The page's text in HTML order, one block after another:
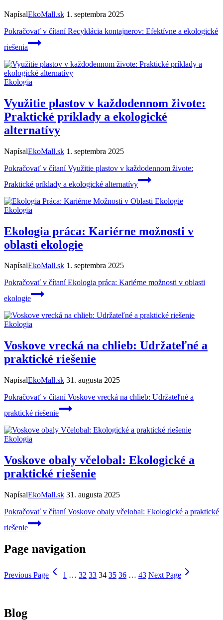
NapísalEkoMall.sk 1. septembra 2025
Pokračovať v čítaníRecyklácia kontajnerov: Efektívne a ekologické
riešenia
Ekologia
Využitie plastov v každodennom živote:
Praktické príklady a ekologické
alternatívy
NapísalEkoMall.sk 1. septembra 2025
Pokračovať v čítaníVyužitie plastov v každodennom živote:
Praktické príklady a ekologické alternatívy
Ekologia
Ekologia práca: Kariérne možnosti v
oblasti ekologie
NapísalEkoMall.sk 1. septembra 2025
Pokračovať v čítaníEkologia práca: Kariérne možnosti v oblasti
ekologie
Ekologia
Voskove vrecká na chlieb: Udržateľné a
praktické riešenie
NapísalEkoMall.sk 31. augusta 2025
Pokračovať v čítaníVoskove vrecká na chlieb: Udržateľné a
praktické riešenie
Ekologia
Voskove obaly včelobal: Ekologické a
praktické riešenie
NapísalEkoMall.sk 31. augusta 2025
Pokračovať v čítaníVoskove obaly včelobal: Ekologické a praktické
riešenie
Page navigation
Previous Page 1 … 32 33 34 35 36 … 43 Next Page
Blog